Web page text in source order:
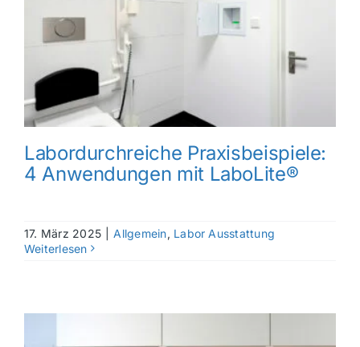
Labordurchreiche Praxisbeispiele:
4 Anwendungen mit LaboLite®
17. März 2025 Allgemein, Labor Ausstattung
Weiterlesen